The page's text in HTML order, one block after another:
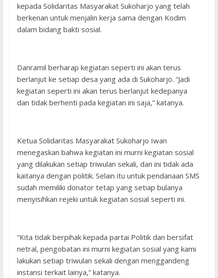
kepada Solidaritas Masyarakat Sukoharjo yang telah
berkenan untuk menjalin kerja sama dengan Kodim
dalam bidang bakti sosial.
Danramil berharap kegiatan seperti ini akan terus
berlanjut ke setiap desa yang ada di Sukoharjo. “Jadi
kegiatan seperti ini akan terus berlanjut kedepanya
dan tidak berhenti pada kegiatan ini saja,” katanya.
Ketua Solidaritas Masyarakat Sukoharjo Iwan
menegaskan bahwa kegiatan ini murni kegiatan sosial
yang dilakukan setiap triwulan sekali, dan ini tidak ada
kaitanya dengan politik. Selain itu untuk pendanaan SMS
sudah memiliki donator tetap yang setiap bulanya
menyisihkan rejeki untuk kegiatan sosial seperti ini.
“Kita tidak berpihak kepada partai Politik dan bersifat
netral, pengobatan ini murni kegiatan sosial yang kami
lakukan setiap triwulan sekali dengan menggandeng
instansi terkait lainya,” katanya.